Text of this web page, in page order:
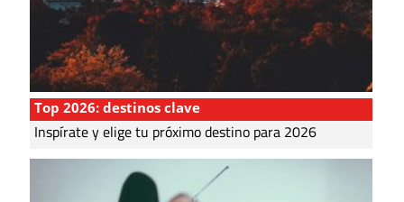
Top 2026: destinos clave
Inspírate y elige tu próximo destino para 2026